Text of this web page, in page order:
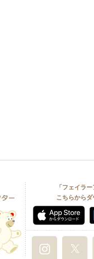
「フェイラ
こちらから